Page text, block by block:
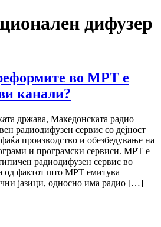
дифузер
во МРТ е
канали?
држава, Македонската радио
радиодифузен сервис со дејност
производство и обезбедување на
и програмски сервиси. МРТ е
радиодифузен сервис во
од фактот што МРТ емитува
јазици, односно има радио […]